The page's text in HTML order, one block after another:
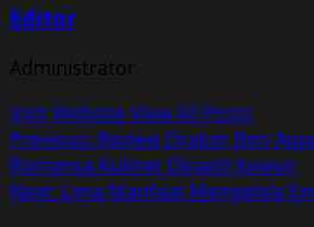
Editor
Administrator
Visit WebsiteView All Posts
Post
navigation
Previous: Review Drakor Bon
Romansa Kuliner Dinasti Joseon
Next: Lima Manfaat Mengelola